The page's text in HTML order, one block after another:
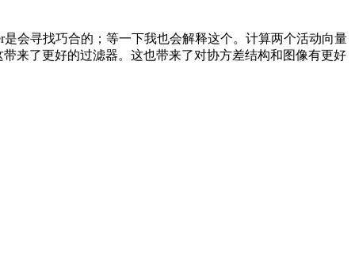
会寻找巧合的；等一下我也会解释这个。计算两个活动向量
来了更好的过滤器。这也带来了对协方差结构和图像有更好